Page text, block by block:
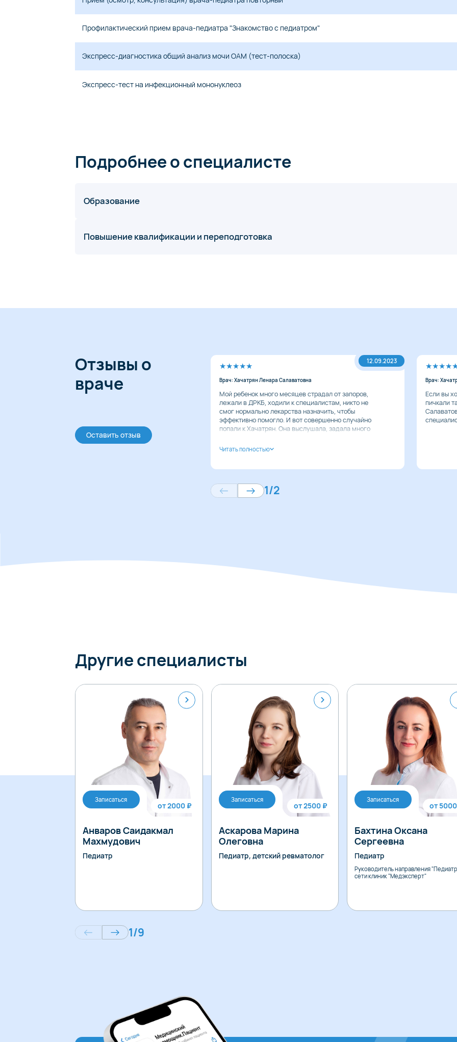
Профилактический прием врача-педиатра "Знакомство с педиатром"
Экспресс-диагностика общий анализ мочи ОАМ (тест-полоска)
Экспресс-тест на инфекционный мононуклеоз
Подробнее о специалисте
Образование
Повышение квалификации и переподготовка
Отзывы о
враче
Оставить отзыв
12.09.2023
Врач: Хачатрян Ленара Салаватовна
Мой ребенок много месяцев страдал от запоров,
лежали в ДРКБ, ходили к специалистам, никто не
смогнормально лекарства назначить, чтобы
эффективно помогло. И вот совершенно случайно
попали кХачатрян. Она выслушала, задала много
Помогло! Оченьсильно рекомендую ее, классная,
Салаватовна, спасибо большое вам, вы спасли нас
Врач:
Если вы
пичкали
1/2
Другие специалисты
Записаться
от 2000 ₽
Анваров Саидакмал
Махмудович
Педиатр
Записаться
от 2500 ₽
Аскарова Марина
Олеговна
Педиатр, детский ревматолог
Записаться
от
Бахтина Оксана
Сергеевна
Педиатр
Руководитель направления
сети клиник "Медэксперт"
1/9